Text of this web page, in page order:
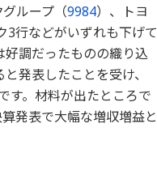
ループ（9984）、トヨ
3行などがいずれも下げて
調だったものの織り込
発表したことを受け、
す。材料が出たところで
発表で大幅な増収増益と